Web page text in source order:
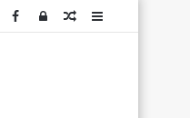
Sidebar
Articolo
Log
Facebook